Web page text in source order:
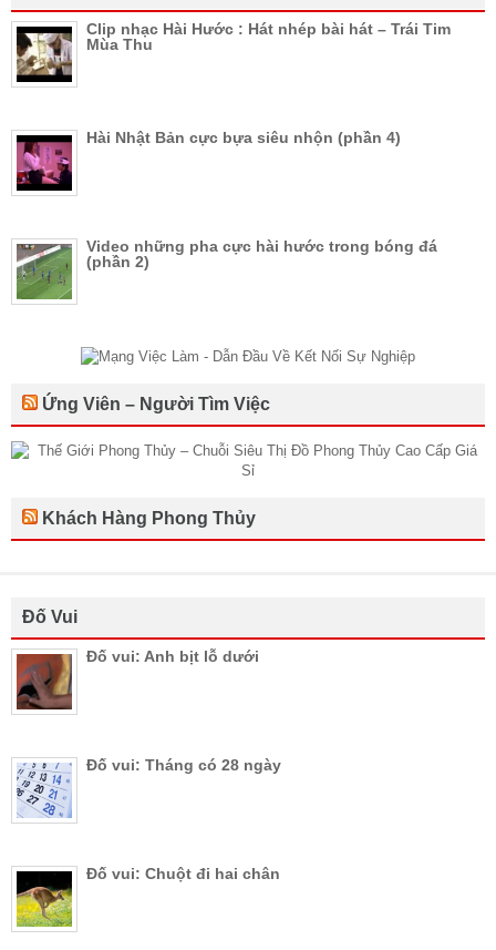
Clip nhạc Hài Hước : Hát nhép bài hát – Trái Tim
Mùa Thu
Hài Nhật Bản cực bựa siêu nhộn (phần 4)
Video những pha cực hài hước trong bóng đá
(phần 2)
Ứng Viên – Người Tìm Việc
Khách Hàng Phong Thủy
Đố Vui
Đố vui: Anh bịt lỗ dưới
Đố vui: Tháng có 28 ngày
Đố vui: Chuột đi hai chân